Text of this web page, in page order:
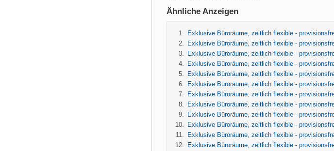
Ähnliche Anzeigen
Exklusive Büroräume, zeitlich flexible -
Exklusive Büroräume, zeitlich flexible -
Exklusive Büroräume, zeitlich flexible -
Exklusive Büroräume, zeitlich flexible -
Exklusive Büroräume, zeitlich flexible -
Exklusive Büroräume, zeitlich flexible -
Exklusive Büroräume, zeitlich flexible -
Exklusive Büroräume, zeitlich flexible -
Exklusive Büroräume, zeitlich flexible -
Exklusive Büroräume, zeitlich flexible -
Exklusive Büroräume, zeitlich flexible -
Exklusive Büroräume, zeitlich flexible -